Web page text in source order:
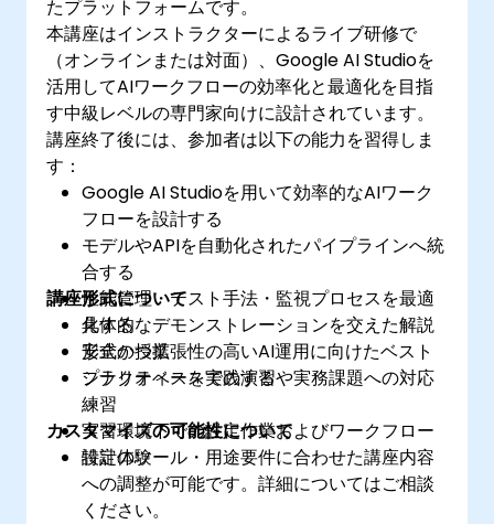
たプラットフォームです。
本講座はインストラクターによるライブ研修で
（オンラインまたは対面）、Google AI Studioを
活用してAIワークフローの効率化と最適化を目指
す中級レベルの専門家向けに設計されています。
講座終了後には、参加者は以下の能力を習得しま
す：
Google AI Studioを用いて効率的なAIワーク
フローを設計する
モデルやAPIを自動化されたパイプラインへ統
合する
性能管理・テスト手法・監視プロセスを最適
化する
​安全かつ拡張性の高いAI運用に向けたベスト
プラクティスを実践する
講座形式について
具体的なデモンストレーションを交えた解説
形式の授業
シナリオベースでの演習や実務課題への対応
練習
実習環境下での設定作業およびワークフロー
設計体験
カスタマイズの可能性について
​特定のツール・用途要件に合わせた講座内容
への調整が可能です。詳細についてはご相談
ください。